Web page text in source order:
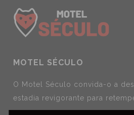
MOTEL SÉCULO
O Motel Século convida-o a
estadia revigorante para